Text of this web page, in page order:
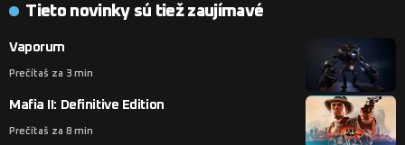
Tieto novinky sú tiež zaujímavé
Vaporum
Prečítaš za 3 min
Mafia II: Definitive Edition
Prečítaš za 8 min